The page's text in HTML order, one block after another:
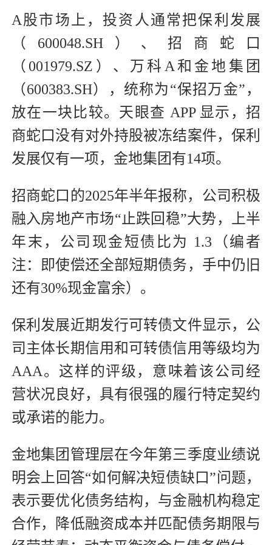
A股市场上，投资人通常把保利发展
（600048.SH）、招商蛇口
（001979.SZ）、万科A和金地集团
（600383.SH），统称为“保招万金”，
放在一块比较。天眼查 APP 显示，招
商蛇口没有对外持股被冻结案件，保利
发展仅有一项，金地集团有14项。
招商蛇口的2025年半年报称，公司积极
融入房地产市场“止跌回稳”大势，上半
年末，公司现金短债比为 1.3（编者
注：即使偿还全部短期债务，手中仍旧
还有30%现金富余）。
保利发展近期发行可转债文件显示，公
司主体长期信用和可转债信用等级均为
AAA。这样的评级，意味着该公司经
营状况良好，具有很强的履行特定契约
或承诺的能力。
金地集团管理层在今年第三季度业绩说
明会上回答“如何解决短债缺口”问题，
表示要优化债务结构，与金融机构稳定
合作，降低融资成本并匹配债务期限与